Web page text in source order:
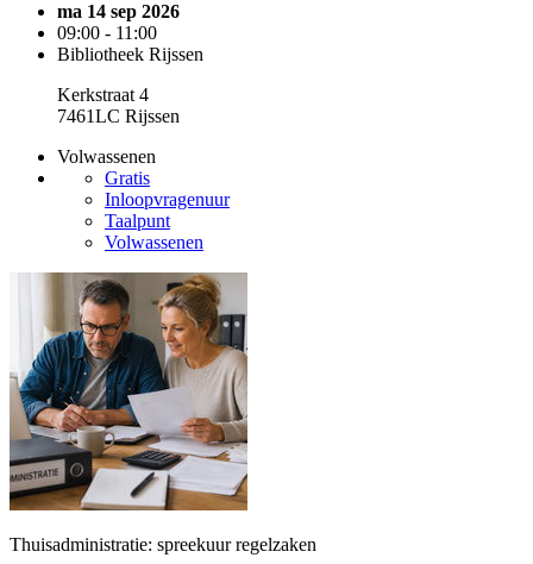
ma 14 sep 2026
09:00 - 11:00
Bibliotheek Rijssen
Kerkstraat 4
7461LC Rijssen
Volwassenen
Gratis
Inloopvragenuur
Taalpunt
Volwassenen
Thuisadministratie: spreekuur regelzaken